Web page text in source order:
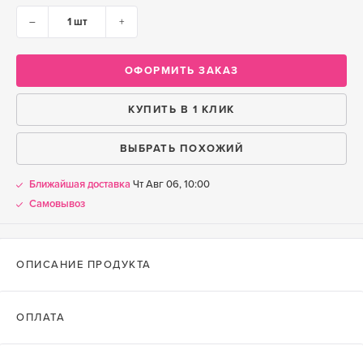
– +
ОФОРМИТЬ ЗАКАЗ
КУПИТЬ В 1 КЛИК
ВЫБРАТЬ ПОХОЖИЙ
Ближайшая доставка Чт Авг 06, 10:00
Самовывоз
ОПИСАНИЕ ПРОДУКТА
ОПЛАТА